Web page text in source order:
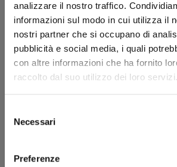
analizzare il nostro traffico.
informazioni sul modo in cui utilizza il
nostri partner che si occupano di
pubblicità e social media, i quali
con altre informazioni che ha fornito
raccolto dal suo utilizzo dei loro servizi.
delNecessari
Preferenze
€ 7,50